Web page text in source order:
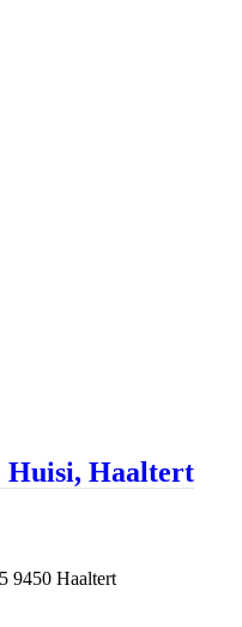
Haaltert
9450 Haaltert